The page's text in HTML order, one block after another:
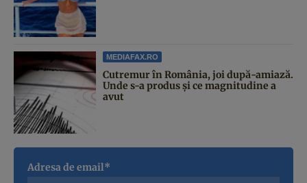
MEDIAFAX.RO
Cutremur în România, joi după-amiază.
Unde s-a produs și ce magnitudine a
avut
Adresa de email*